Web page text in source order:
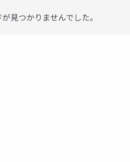
見つかりませんでした。